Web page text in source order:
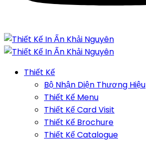
Thiết Kế
Bộ Nhận Diện Thương Hiệu
Thiết Kế Menu
Thiết Kế Card Visit
Thiết Kế Brochure
Thiết Kế Catalogue